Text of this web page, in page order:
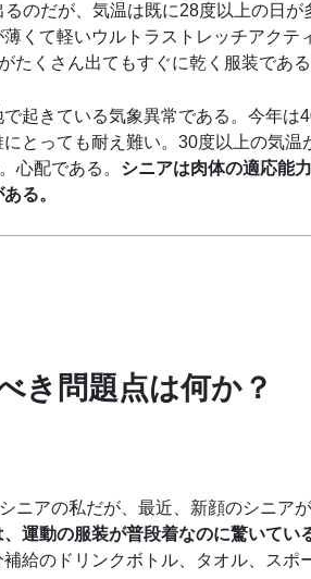
のだが、気温は既に28度以上の日が
くて軽いウルトラストレッチアクテ
たくさん出てもすぐに乾く服装である
起きている気象異常である。今年は
とっても耐え難い。30度以上の気温
心配である。 シニアは肉体の適応能
る。
き問題点は何か？
ニアの私だが、最近、新顔のシニアが
運動の服装が普段着なのに驚いてい
給のドリンクボトル、タオル、スポ